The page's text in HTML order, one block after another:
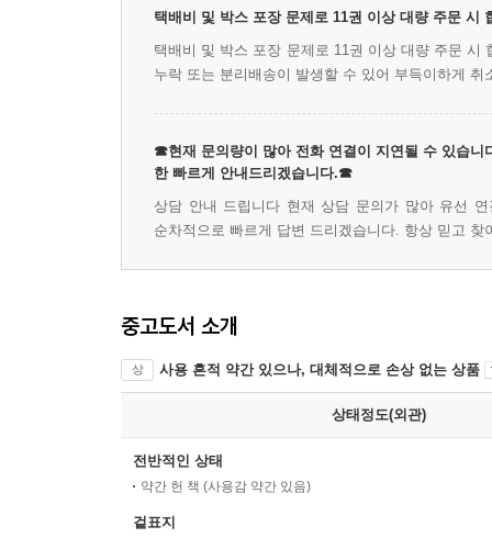
택배비 및 박스 포장 문제로 11권 이상 대량 주문 시
택배비 및 박스 포장 문제로 11권 이상 대량 주문
누락 또는 분리배송이 발생할 수 있어 부득이하게 취
☎현재 문의량이 많아 전화 연결이 지연될 수 있습니
한 빠르게 안내드리겠습니다.☎
상담 안내 드립니다 현재 상담 문의가 많아 유선
순차적으로 빠르게 답변 드리겠습니다. 항상 믿고
중고도서 소개
상 사용 흔적 약간 있으나, 대체적으로 손상 없는 상품
상태정도(외관)
전반적인 상태
약간 헌 책 (사용감 약간 있음)
겉표지